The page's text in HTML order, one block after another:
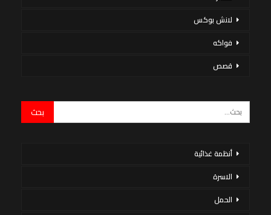
لانش بوكس
فواكه
قصص
أنظمة غذائية
الاسرة
الحمل